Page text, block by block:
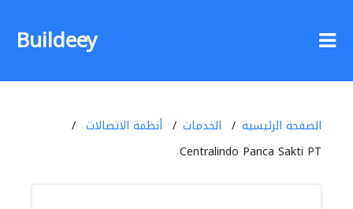
Buildeey
الصفحة الرئيسية الخدمات
أنظمة الاتصالات
Centralindo Panca Sakti PT